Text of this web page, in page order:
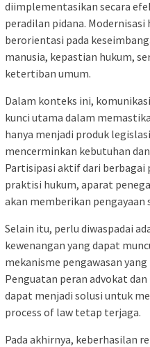
diimplementasikan secara
peradilan pidana. Modernisasi
berorientasi pada
manusia, kepastian hukum,
ketertiban umum.
Dalam konteks ini,
kunci utama dalam
hanya menjadi produk
mencerminkan kebutuhan
Partisipasi aktif dari berbagai
praktisi hukum, aparat
akan memberikan pengayaan
Selain itu, perlu diwaspadai
kewenangan yang dapat
mekanisme pengawasan
Penguatan peran advokat
dapat menjadi solusi untuk
process of law tetap terjaga.
Pada akhirnya, keberhasilan